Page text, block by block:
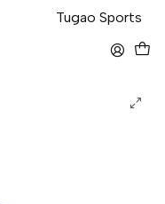
Tugao Sports